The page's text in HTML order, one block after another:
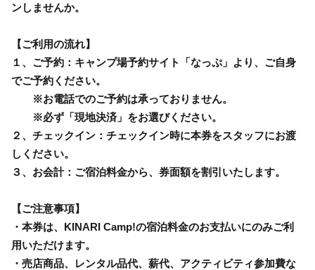
ンしませんか。
【ご利用の流れ】
１、ご予約：キャンプ場予約サイト「なっぷ」より、ご自身
でご予約ください。
※お電話でのご予約は承っておりません。
※必ず「現地決済」をお選びください。
２、チェックイン：チェックイン時に本券をスタッフにお渡
しください。
３、お会計：ご宿泊料金から、券面額を割引いたします。
【ご注意事項】
・本券は、KINARI Camp!の宿泊料金のお支払いにのみご利
用いただけます。
・売店商品、レンタル品代、薪代、アクティビティ参加費な